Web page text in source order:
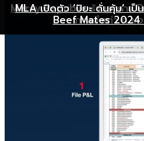
เริ่มต้นเปิดธุรกิจร้านอาหารอย่
พุ่ง
Mercy Republic ร้านอาหาร
ภาพจำเก่า ๆ ข
MLA เปิดตัว ‘ปิยะ ดั่นคุ้ม’ เ
Beef Mates 2024